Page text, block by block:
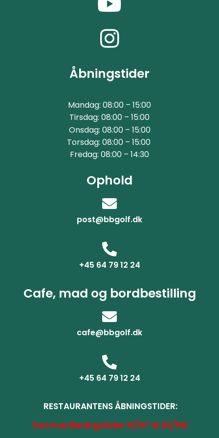
Åbningstider
Mandag: 08:00 – 15:00
Tirsdag: 08:00 – 15:00
Onsdag: 08:00 – 15:00
Torsdag: 08:00 – 15:00
Fredag: 08:00 – 14:30
Ophold
post@bbgolf.dk
+45 64 79 12 24
Cafe, mad og bordbestilling
cafe@bbgolf.dk
+45 64 79 12 24
RESTAURANTENS ÅBNINGSTIDER:
Sommeråbningstider 01/07 til 02/08: